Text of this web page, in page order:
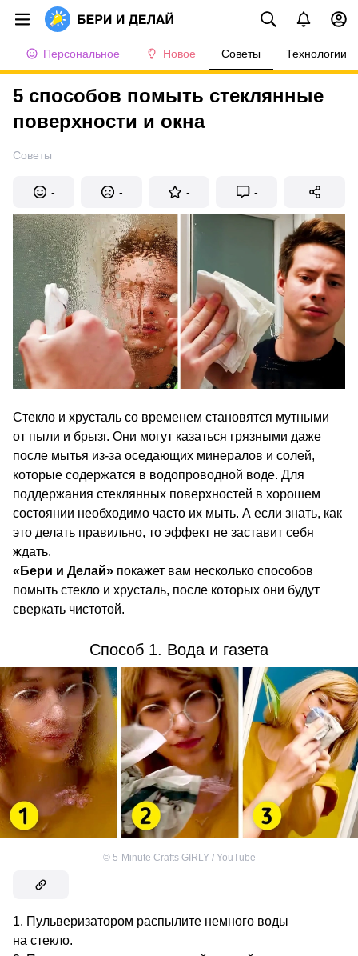
Персональное Новое Советы Технологии
5 способов помыть стеклянные
поверхности и окна
Советы
- - - -
Стекло и хрусталь со временем становятся мутными
от пыли и брызг. Они могут казаться грязными даже
после мытья из-за оседающих минералов и солей,
которые содержатся в водопроводной воде. Для
поддержания стеклянных поверхностей в хорошем
состоянии необходимо часто их мыть. А если знать, как
это делать правильно, то эффект не заставит себя
ждать.
«Бери и Делай» покажет вам несколько способов
помыть стекло и хрусталь, после которых они будут
сверкать чистотой.
Способ 1. Вода и газета
© 5-Minute Crafts GIRLY / YouTube
Пульверизатором распылите немного воды
на стекло.